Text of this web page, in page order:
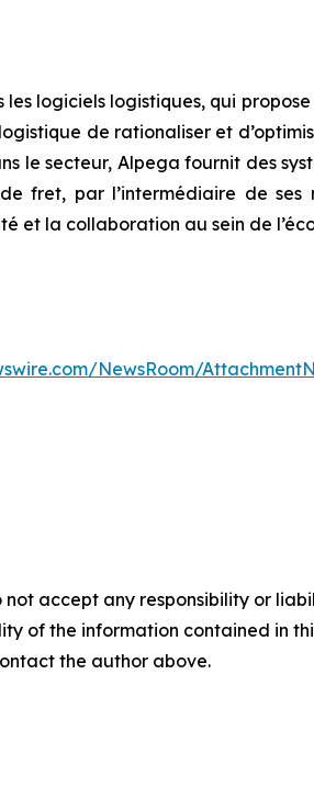
logiciels logistiques, qui
de rationaliser et
le secteur, Alpega fournit des
fret, par l’intermédiaire de ses
et la collaboration au sein de
NewsRoom/
not accept any responsibility or
of the information contained in
the author above.